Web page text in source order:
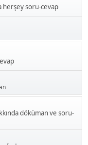
döküman ve soru-